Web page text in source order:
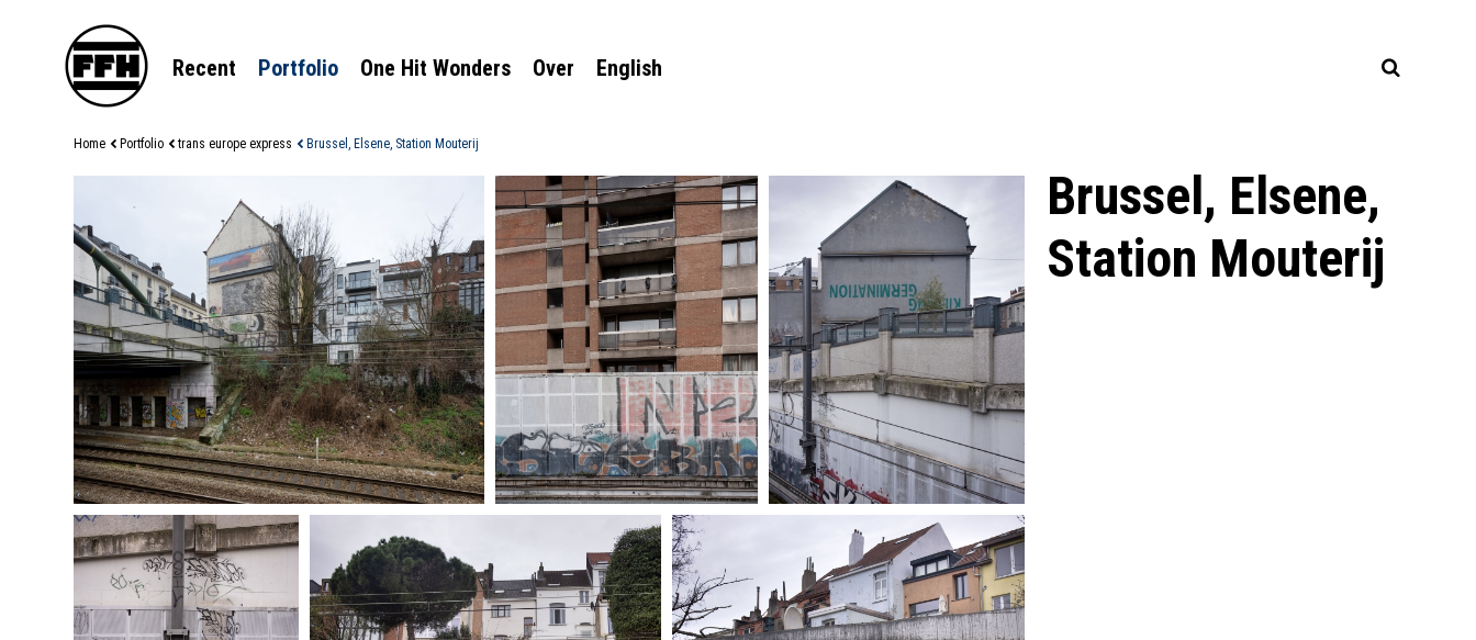
Recent Portfolio One Hit Wonders Over English
Home Portfolio trans europe express Brussel, Elsene, Station Mouterij
Brussel, Elsene,
Station Mouterij